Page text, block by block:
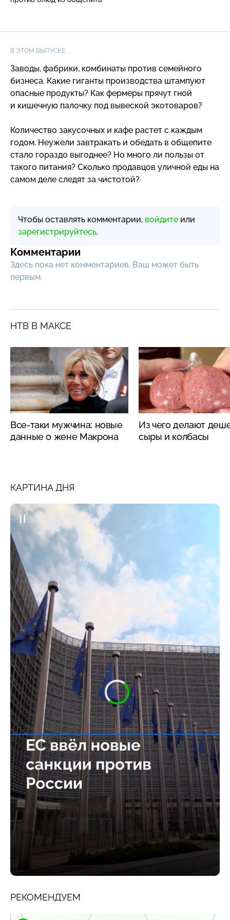
В ЭТОМ ВЫПУСКЕ:
Заводы, фабрики, комбинаты против семейного
бизнеса. Какие гиганты производства штампуют
опасные продукты? Как фермеры прячут гной
и кишечную палочку под вывеской экотоваров?
Количество закусочных и кафе растет с каждым
годом. Неужели завтракать и обедать в общепите
стало гораздо выгоднее? Но много ли пользы от
такого питания? Сколько продавцов уличной еды на
самом деле следят за чистотой?
Чтобы оставлять комментарии, войдите или
зарегистрируйтесь.
Комментарии
Здесь пока нет комментариев, Ваш может быть
первым.
НТВ В МАКСЕ
Все-таки мужчина: новые
данные о жене Макрона
Из чего делают
сыры и колбасы
КАРТИНА ДНЯ
РЕКОМЕНДУЕМ